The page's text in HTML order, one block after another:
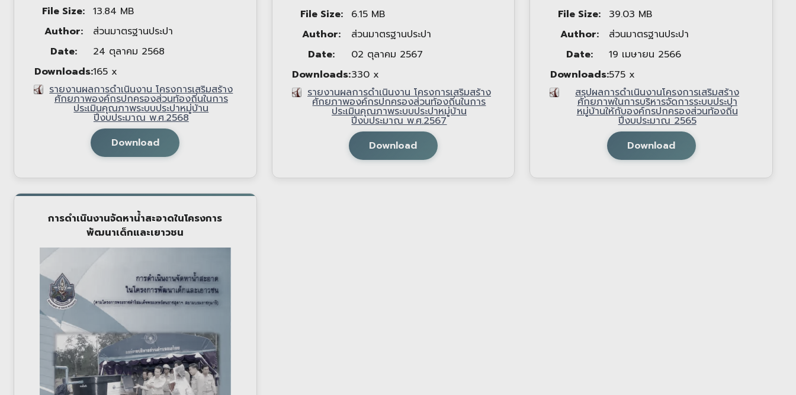
File Size: 13.84 MB
Author:
ส่วนมาตรฐานประปา
Date:
24 ตุลาคม 2568
Downloads:165 x
รายงานผลการดำเนินงาน โครงการเสริมสร้าง
ศักยภาพองค์กรปกครองส่วนท้องถิ่นในการ
ประเมินคุณภาพระบบประปาหมู่บ้าน
ปีงบประมาณ พ.ศ.2568
Download
File Size:
6.15 MB
Author:
ส่วนมาตรฐานประปา
Date:
02 ตุลาคม 2567
Downloads:330 x
รายงานผลการดำเนินงาน โครงการเสริมสร้าง
ศักยภาพองค์กรปกครองส่วนท้องถิ่นในการ
ประเมินคุณภาพระบบประปาหมู่บ้าน
ปีงบประมาณ พ.ศ.2567
Download
File Size:
39.03 MB
Author:
ส่วนมาตรฐานประปา
Date:
19 เมษายน 2566
Downloads:575 x
สรุปผลการดำเนินงานโครงการเสริมสร้าง
ศักยภาพในการบริหารจัดการระบบประปา
หมู่บ้านให้กับองค์กรปกครองส่วนท้องถิ่น
ปีงบประมาณ 2565
Download
การดำเนินงานจัดหาน้ำสะอาดในโครงการ
พัฒนาเด็กและเยาวชน